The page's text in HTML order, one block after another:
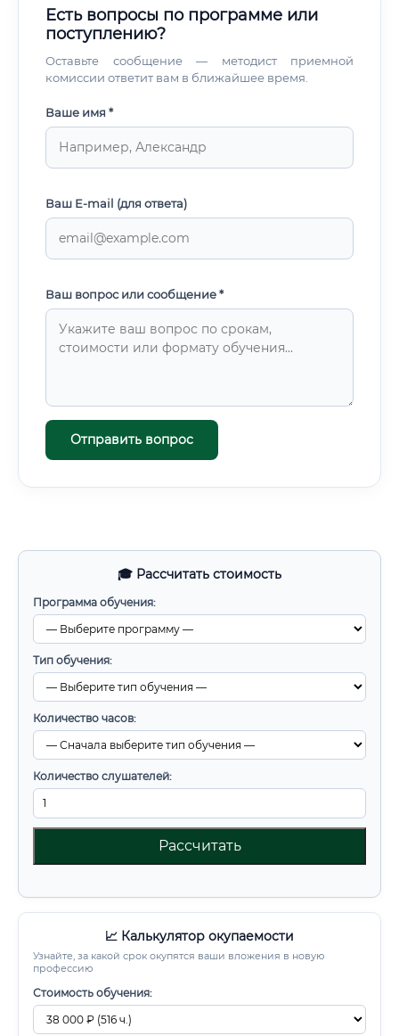
🎓 Рассчитать стоимость
Программа обучения:
Тип обучения:
Количество часов:
Количество слушателей:
Рассчитать
📈 Калькулятор окупаемости
Узнайте, за какой срок окупятся ваши вложения в новую
профессию
Стоимость обучения:
Есть вопросы по программе или
поступлению?
Оставьте сообщение — методист приемной
комиссии ответит вам в ближайшее время.
Ваше имя *
Ваш E-mail (для ответа)
Ваш вопрос или сообщение *
Отправить вопрос